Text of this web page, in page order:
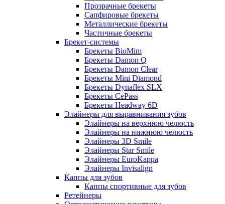
Прозрачные брекеты
Сапфировые брекеты
Металлические брекеты
Частичные брекеты
Брекет-системы
Брекеты BioMim
Брекеты Damon Q
Брекеты Damon Clear
Брекеты Mini Diamond
Брекеты Dynaflex SLX
Брекеты CePass
Брекеты Headway 6D
Элайнеры для выравнивания зубов
Элайнеры на верхнюю челюсть
Элайнеры на нижнюю челюсть
Элайнеры 3D Smile
Элайнеры Star Smile
Элайнеры EuroKappa
Элайнеры Invisalign
Каппы для зубов
Каппы спортивные для зубов
Ретейнеры